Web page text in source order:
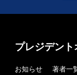
プレジデン
お知らせ 著者一